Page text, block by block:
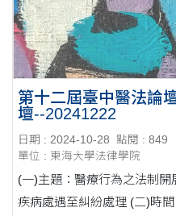
第十二屆臺中醫法論
壇--20241222
日期 : 2024-10-28
點閱 : 849
單位 : 東海大學法律學院
(一)主題：醫療行為之法制
疾病處遇至糾紛處理 (二)時